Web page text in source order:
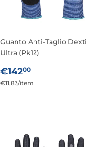
Guanto Anti-Taglio Dexti
Ultra (Pk12)
PREZZO
DI
€14200
Prezzo
€11,83/per
item